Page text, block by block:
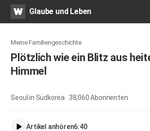
WATVGlaube und Leben
Meine Familiengeschichte
Plötzlich wie ein Blitz aus
Himmel
Seoul in Südkorea 38,060Abonnenten
Artikel anhören6:40